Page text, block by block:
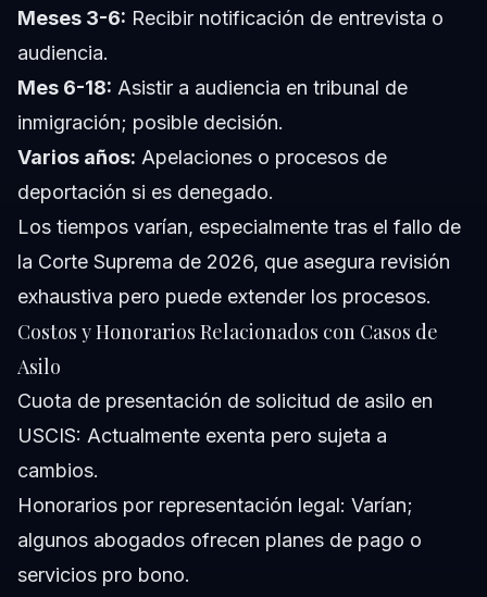
Meses 3-6: Recibir notificación de entrevista o
audiencia.
Mes 6-18: Asistir a audiencia en tribunal de
inmigración; posible decisión.
Varios años: Apelaciones o procesos de
deportación si es denegado.
Los tiempos varían, especialmente tras el fallo de
la Corte Suprema de 2026, que asegura revisión
exhaustiva pero puede extender los procesos.
Costos y Honorarios Relacionados con Casos de
Asilo
Cuota de presentación de solicitud de asilo en
USCIS: Actualmente exenta pero sujeta a
cambios.
Honorarios por representación legal: Varían;
algunos abogados ofrecen planes de pago o
servicios pro bono.